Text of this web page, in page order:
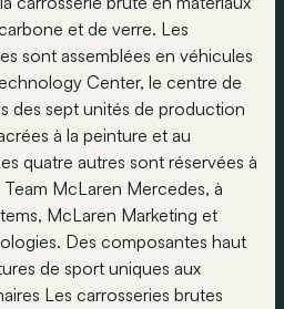
et de verre. Les
sont assemblées en véhicules
Center, le centre de
des sept unités de production
à la peinture et au
quatre autres sont réservées à
McLaren Mercedes, à
McLaren Marketing et
Des composantes haut
de sport uniques aux
Les carrosseries brutes